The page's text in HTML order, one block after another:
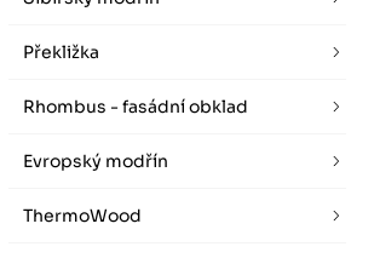
Překližka
Rhombus - fasádní obklad
Evropský modřín
ThermoWood
Po-Pá 07:00 - 16:00, So 08:00 - 12:00 (ne Liberec)
Po-Pá 08:00 - 16:00, So 08:00 - 12:00 (ne Liberec)